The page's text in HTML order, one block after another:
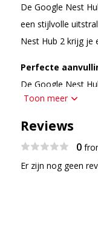
De Google Nest
een stijlvolle
Nest Hub 2 krijg je
Perfecte
De Google Nest
vereenvoudigen.
streamen van je
perfecte
Toon meer
Reviews
0
Er zijn nog geen